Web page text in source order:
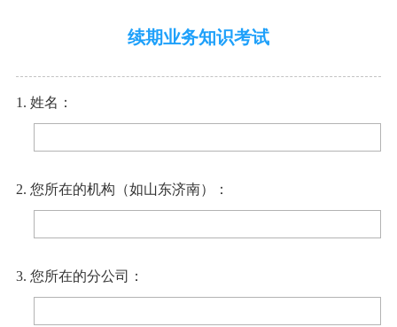
续期业务知识考试
1. 姓名：
2. 您所在的机构（如山东济南）：
3. 您所在的分公司：